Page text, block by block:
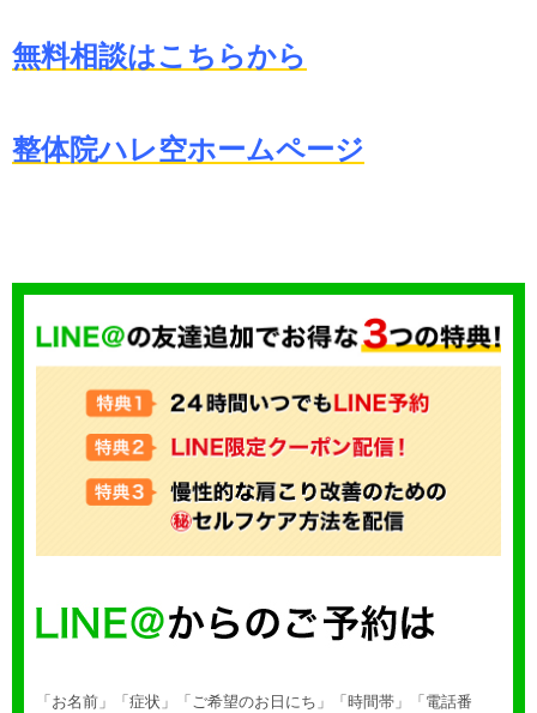
無料相談はこちらから
整体院ハレ空ホームページ
「お名前」「症状」「ご希望のお日にち」「時間帯」「電話番